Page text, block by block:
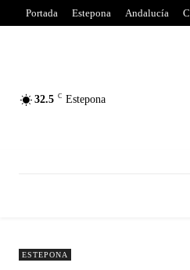
Portada Estepona Andalucía
32.5 C Estepona
ESTEPONA